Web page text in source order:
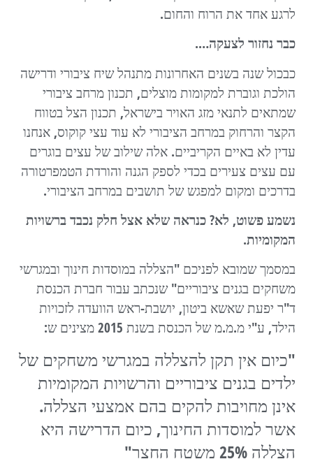
לרגע אחד את הרוח והחום.
כבר נחזור לצעקה….
כבכול שנה בשנים האחרונות מתנהל שיח ציבורי ודרישה
הולכת וגוברת למקומות מוצלים, תכנון מרחב ציבורי
שמתאים לתנאי מזג האויר בישראל, תכנון הצל בטווח
הקצר והרחוק במרחב הציבורי לא עוד עצי קוקוס, אנחנו
עדין לא באיים הקריביים. אלה שילוב של עצים בוגרים
עם עצים צעירים בכדי לספק הגנה והורדת הטמפרטורה
בדרכים ומקום למפגש של תושבים במרחב הציבורי.
נשמע פשוט, לא? כנראה שלא אצל חלק נכבד ברשויות
המקומיות.
במסמך שמובא לפניכם "הצללה במוסדות חינוך ובמגרשי
משחקים בגנים ציבוריים" שנכתב עבור חברת הכנסת
ד"ר יפעת שאשא ביטון, יושבת-ראש הוועדה לזכויות
הילד, ע"י מ.מ.מ של הכנסת בשנת 2015 מצינים ש:
"כיום אין תקן להצללה במגרשי משחקים של
ילדים בגנים ציבוריים והרשויות המקומיות
אינן מחויבות להקים בהם אמצעי הצללה.
אשר למוסדות החינוך, כיום הדרישה היא
הצללה 25% משטח החצר"